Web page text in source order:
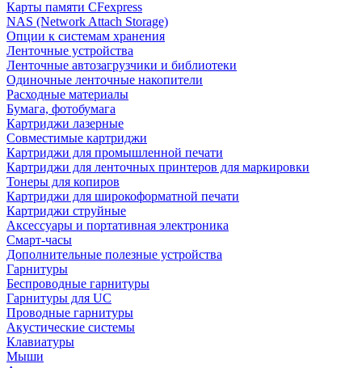
Карты памяти CFexpress
NAS (Network Attach Storage)
Опции к системам хранения
Ленточные устройства
Ленточные автозагрузчики и библиотеки
Одиночные ленточные накопители
Расходные материалы
Бумага, фотобумага
Картриджи лазерные
Совместимые картриджи
Картриджи для промышленной печати
Картриджи для ленточных принтеров для маркировки
Тонеры для копиров
Картриджи для широкоформатной печати
Картриджи струйные
Аксессуары и портативная электроника
Смарт-часы
Дополнительные полезные устройства
Гарнитуры
Беспроводные гарнитуры
Гарнитуры для UC
Проводные гарнитуры
Акустические системы
Клавиатуры
Мыши